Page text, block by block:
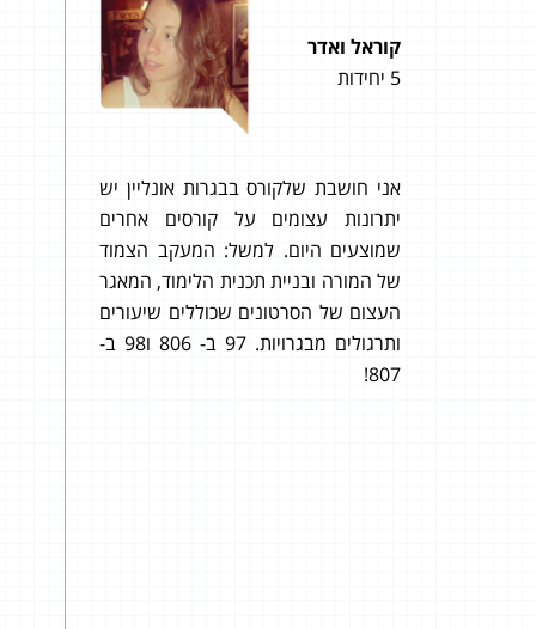
בבגרות אונליין יש
על קורסים אחרים
למשל: המעקב הצמוד
תכנית הלימוד, המאגר
שכוללים שיעורים
ותרגולים מבגרויות. 97 ב- 806 ו98 ב-
עומרי פרץ
״ממש עכשיו התפרסמו
וגיליתי שכל התשובות שלי נכונות